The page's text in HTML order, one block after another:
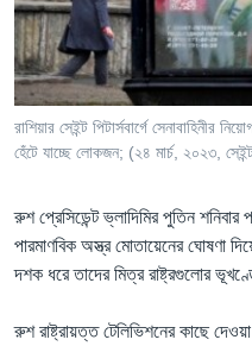
Learning English
FOLLOW US
অন্য ভাষায় ওয়েব সাইট
রাশিয়ার সেইন্ট পিটার্সবার্গে সেনাবাহিনীর
হেঁটে যাচ্ছে লোকজন; (২৪ মার্চ, ২০২৩, সেইন্ট
রুশ প্রেসিডেন্ট ভ্লাদিমির পুতিন
পারমাণবিক অস্ত্র মোতায়েনের ঘোষণা
দশক ধরে তাদের মিত্র রাষ্ট্রগুলোর
রুশ রাষ্ট্রায়ত্ত টেলিভিশনের কাছে